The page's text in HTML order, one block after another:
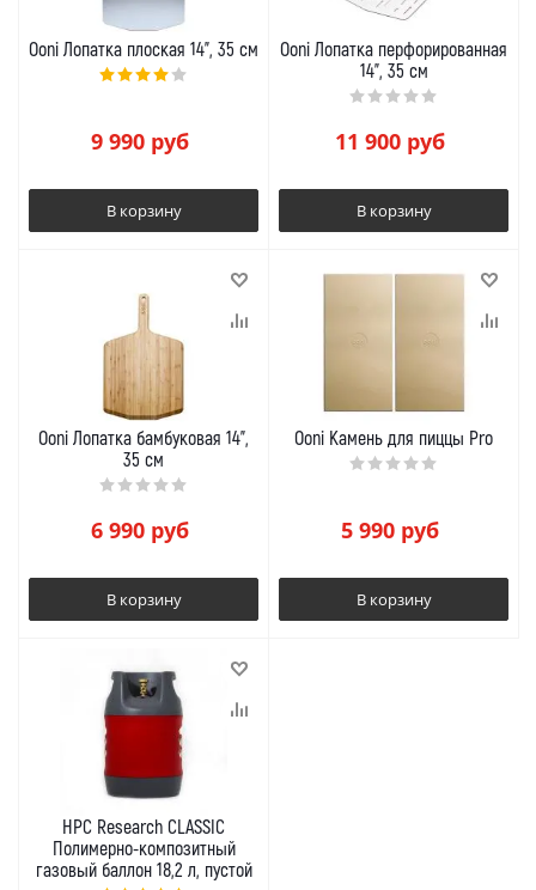
Ooni Лопатка плоская 14", 35 см
9 990руб
В корзину
Ooni Лопатка перфорированная
14", 35 см
11 900руб
В корзину
Ooni Лопатка бамбуковая 14",
35 см
6 990руб
В корзину
Ooni Камень для пиццы Pro
5 990руб
В корзину
HPC Research СLASSIC
Полимерно-композитный
газовый баллон 18,2 л, пустой